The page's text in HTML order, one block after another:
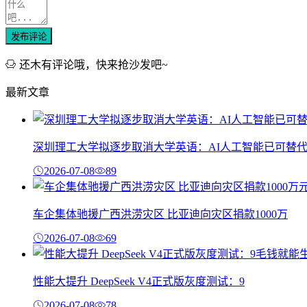
发布评论
还木有评论哦，快来抢沙发吧~
最新文章
深圳理工大学拟逐步取消大学英语：AI人工智能已可替代
2026-07-08 89
车企集体驰援广西洪涝灾区 比亚迪向灾区捐款1000万
2026-07-08 69
性能大提升 DeepSeek V4正式版灰度测试：9